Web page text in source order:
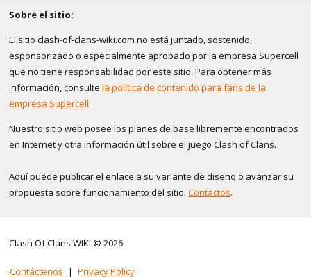
Sobre el sitio:
El sitio clash-of-clans-wiki.com no está juntado, sostenido,
esponsorizado o especialmente aprobado por la empresa Supercell
que no tiene responsabilidad por este sitio. Para obtener más
información, consulte la política de contenido para fans de la
empresa Supercell.
Nuestro sitio web posee los planes de base libremente encontrados
en Internet y otra información útil sobre el juego Clash of Clans.
Aquí puede publicar el enlace a su variante de diseño o avanzar su
propuesta sobre funcionamiento del sitio. Contactos.
Clash Of Clans WIKI © 2026
Contáctenos | Privacy Policy